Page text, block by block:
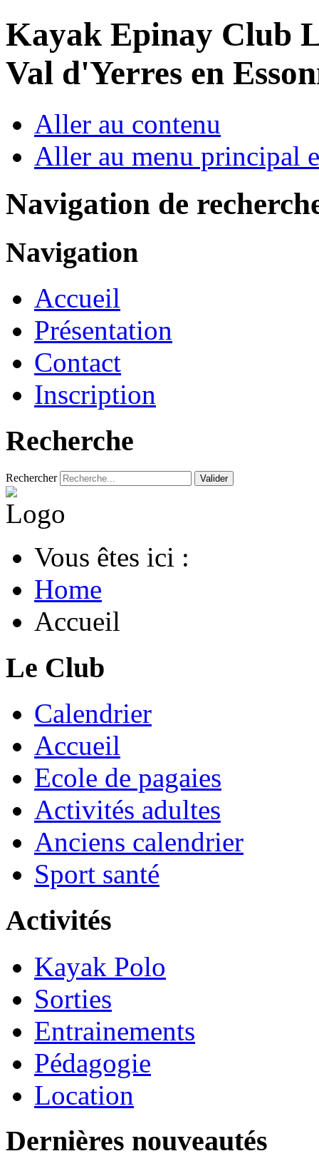
Kayak Epinay Club
Val d'Yerres en
Aller au contenu
Aller au menu principal
Navigation de
Navigation
Accueil
Présentation
Contact
Inscription
Recherche
Rechercher Valider
Vous êtes ici :
Home
Accueil
Le Club
Calendrier
Accueil
Ecole de pagaies
Activités adultes
Anciens calendrier
Sport santé
Activités
Kayak Polo
Sorties
Entrainements
Pédagogie
Location
Dernières nouveautés